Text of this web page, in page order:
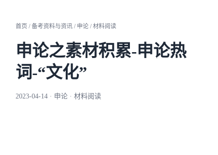
首页 / 备考资料与资讯 / 申论 / 材料阅读
申论之素材积累-申论热
词-“文化”
2023-04-14 · 申论 · 材料阅读